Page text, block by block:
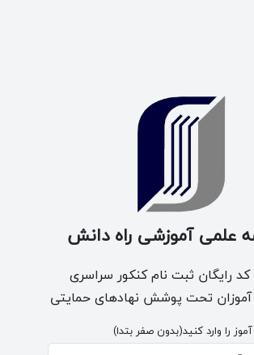
علمی آموزشی راه دانش
رایگان ثبت نام کنکور سراسری
آموزان تحت پوشش نهادهای حمایتی
را وارد کنید(بدون صفر بتدا)